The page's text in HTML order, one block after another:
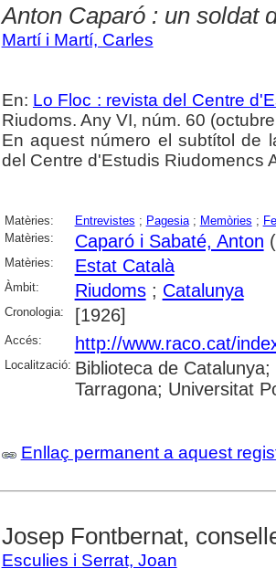
Anton Caparó : un soldat
Martí i Martí, Carles
En: Lo Floc : revista del Centre
Riudoms. Any VI, núm. 60
En aquest número el subtítol de
del Centre d'Estudis Riudomencs
Matèries: Entrevistes ; Pagesia; Memòries ;
Matèries:
Caparó i Sabaté, Anton
Matèries: Estat Català
Àmbit: Riudoms; Catalunya
Cronologia: [1926]
Accés: http://www.raco.cat/
Localització: Biblioteca de
Tarragona; Universitat
Enllaç permanent a aquest
Josep Fontbernat,
Esculies i Serrat, Joan